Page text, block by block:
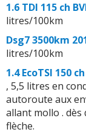
1.6 TDI 115 ch
litres/100km
Dsg7 3500km
litres/100km
1.4 EcoTSI 150
, 5,5 litres en
autoroute aux
allant mollo .
flèche.